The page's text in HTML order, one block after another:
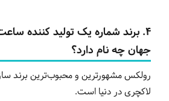
۴. برند شماره یک تولید کننده
جهان چه نام دارد؟
رولکس مشهورترین و محبوب‌ترین برند
لاکچری در دنیا است.